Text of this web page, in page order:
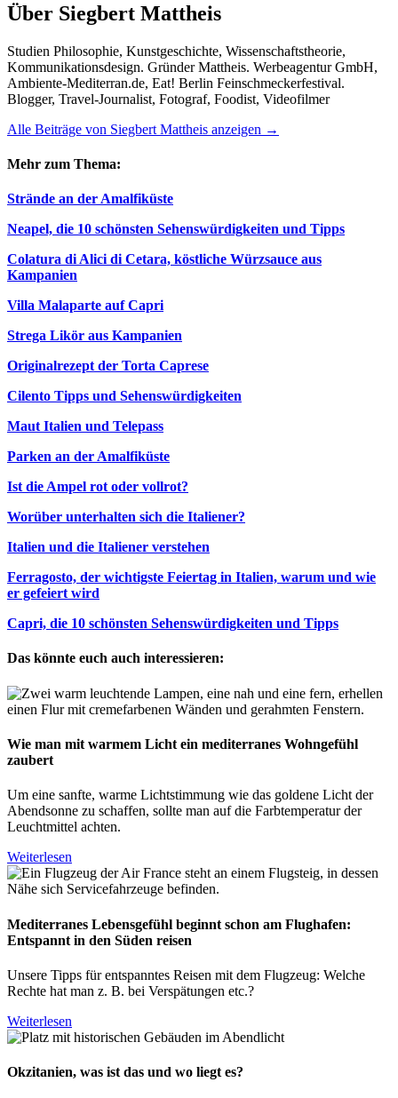
Über Siegbert Mattheis
Studien Philosophie, Kunstgeschichte, Wissenschaftstheorie,
Kommunikationsdesign. Gründer Mattheis. Werbeagentur GmbH,
Ambiente-Mediterran.de, Eat! Berlin Feinschmeckerfestival.
Blogger, Travel-Journalist, Fotograf, Foodist, Videofilmer
Alle Beiträge von Siegbert Mattheis anzeigen →
Mehr zum Thema:
Strände an der Amalfiküste
Neapel, die 10 schönsten Sehenswürdigkeiten und Tipps
Colatura di Alici di Cetara, köstliche Würzsauce aus
Kampanien
Villa Malaparte auf Capri
Strega Likör aus Kampanien
Originalrezept der Torta Caprese
Cilento Tipps und Sehenswürdigkeiten
Maut Italien und Telepass
Parken an der Amalfiküste
Ist die Ampel rot oder vollrot?
Worüber unterhalten sich die Italiener?
Italien und die Italiener verstehen
Ferragosto, der wichtigste Feiertag in Italien, warum und wie
er gefeiert wird
Capri, die 10 schönsten Sehenswürdigkeiten und Tipps
Das könnte euch auch interessieren:
Wie man mit warmem Licht ein mediterranes Wohngefühl
zaubert
Um eine sanfte, warme Lichtstimmung wie das goldene Licht der
Abendsonne zu schaffen, sollte man auf die Farbtemperatur der
Leuchtmittel achten.
Weiterlesen
Mediterranes Lebensgefühl beginnt schon am Flughafen:
Entspannt in den Süden reisen
Unsere Tipps für entspanntes Reisen mit dem Flugzeug: Welche
Rechte hat man z. B. bei Verspätungen etc.?
Weiterlesen
Okzitanien, was ist das und wo liegt es?